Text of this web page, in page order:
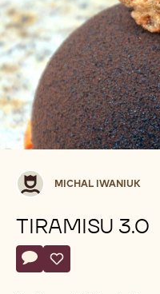
Michal
Iwaniuk
MICHAL IWANIUK
TIRAMISU 3.0
Actions
Napisz komentarz
- Tiramisu 3.0
Zapisz
- Tiramisu 3.0